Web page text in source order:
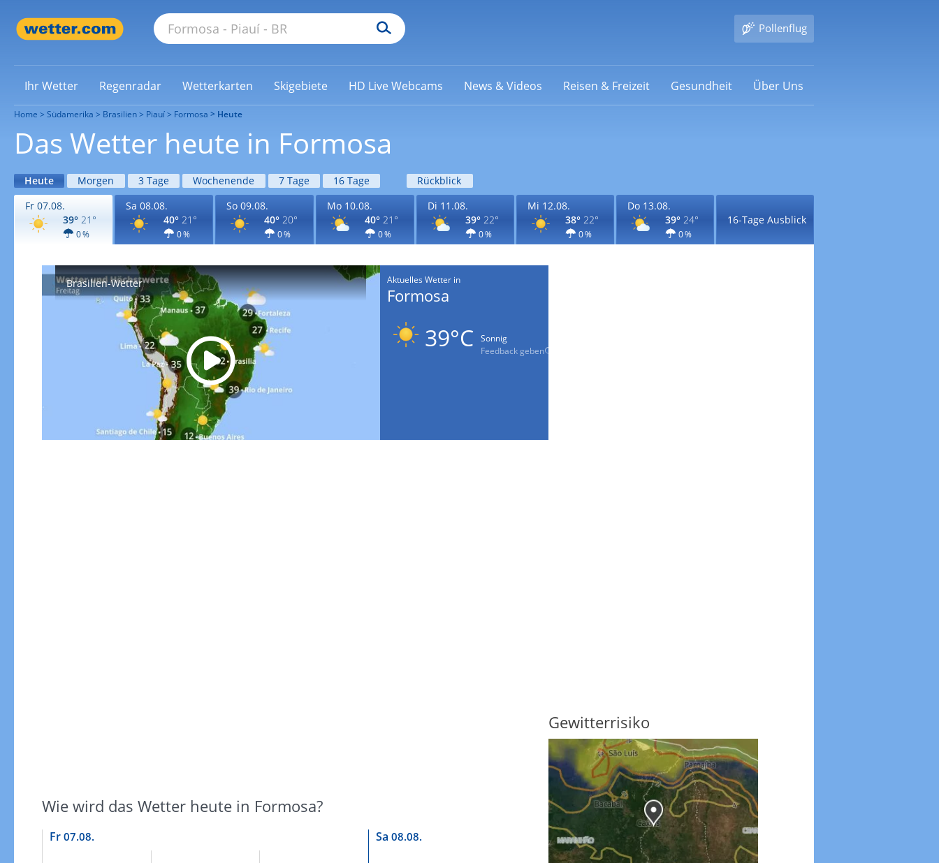
Pollenflug
Ihr Wetter Regenradar Wetterkarten Skigebiete HD Live Webcams News & Videos Reisen & Freizeit Gesundheit Über Uns
Home Südamerika Brasilien Piauí Formosa Heute
Das Wetter heute in Formosa
Heute Morgen 3 Tage Wochenende 7 Tage 16 Tage
Rückblick
Fr 07.08.
39° 21°
0 %
Sa 08.08.
40° 21°
0 %
So 09.08.
40° 20°
0 %
Mo 10.08.
40° 21°
0 %
Di 11.08.
39° 22°
0 %
Mi 12.08.
38° 22°
0 %
Do 13.08.
39° 24°
0 %
16-Tage Ausblick
Brasilien-Wetter Aktuelles Wetter in
Formosa
39°C
Sonnig
Feedback geben
Wie wird das Wetter heute in Formosa?
Fr 07.08. Sa 08.08.
Gewitterrisiko